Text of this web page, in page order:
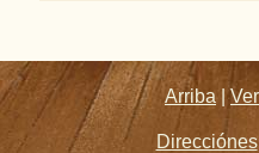
Arriba |
Direcciónes